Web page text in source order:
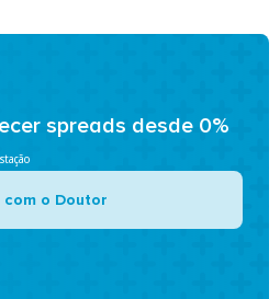
spreads desde 0%
com o Doutor